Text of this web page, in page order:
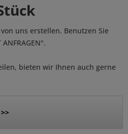
uns erstellen. Benutzen Sie
bieten wir Ihnen auch gerne